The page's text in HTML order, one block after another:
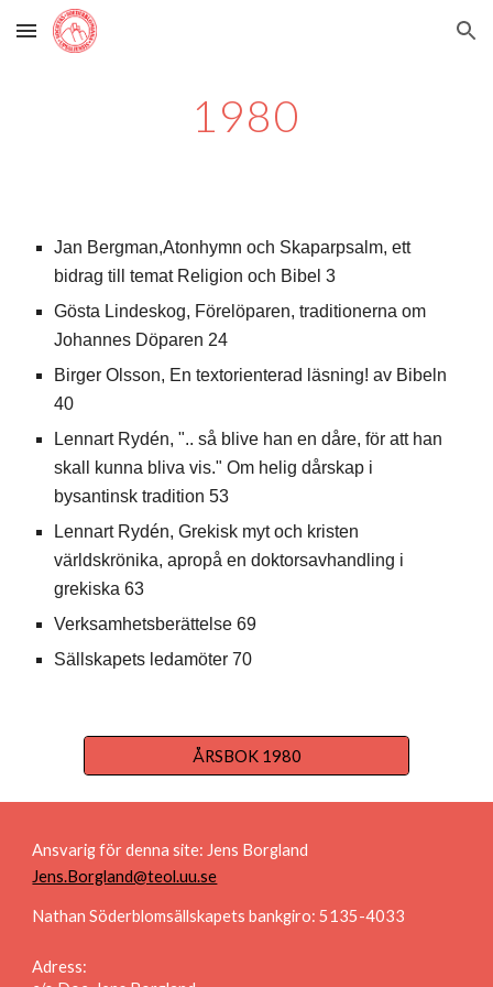
Skip to main content Skip to navigation
1980
Jan Bergman,Atonhymn och Skaparpsalm, ett
bidrag till temat Religion och Bibel 3
Gösta Lindeskog, Förelöparen, traditionerna om
Johannes Döparen 24
Birger Olsson, En textorienterad läsning! av Bibeln
40
Lennart Rydén, ".. så blive han en dåre, för att han
skall kunna bliva vis." Om helig dårskap i
bysantinsk tradition 53
Lennart Rydén, Grekisk myt och kristen
världskrönika, apropå en doktorsavhandling i
grekiska 63
Verksamhetsberättelse 69
Sällskapets ledamöter 70
ÅRSBOK 1980
Ansvarig för denna site: Jens Borgland
Jens.Borgland@teol.uu.se
Nathan Söderblomsällskapets bankgiro: 5135-4033
Adress: